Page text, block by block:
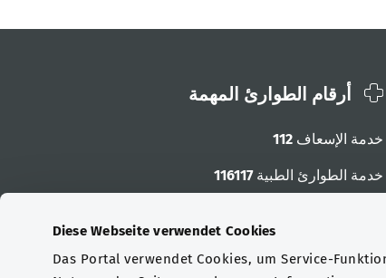
Diese Webseite verwendet Cookies
Das Portal verwendet Cookies, um Service-
أرقام الطوارئ المهمة
خدمة الإسعاف 112
خدمة الطوارئ الطبية116117